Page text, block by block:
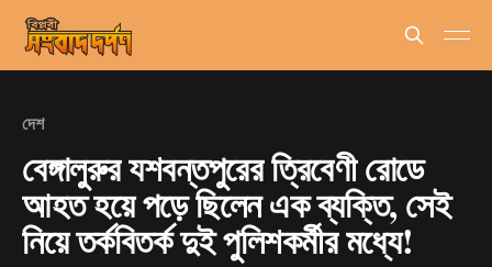
দেশ
বেঙ্গালুরুর যশবন্তপুরের ত্রিবেণী রোডে
আহত হয়ে পড়ে ছিলেন এক ব্যক্তি, সেই
নিয়ে তর্কবিতর্ক দুই পুলিশকর্মীর মধ্যে!